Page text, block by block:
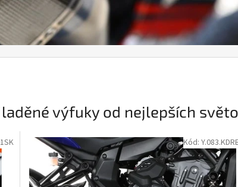
výfuky od nejlepších
Kód: